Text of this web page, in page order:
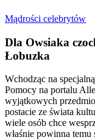
Mądrości celebrytów
Dla Owsiaka
Łobuzka
Wchodząc na
Pomocy na portalu
wyjątkowych
postacie ze świata
wiele osób chce
właśnie powinna temu